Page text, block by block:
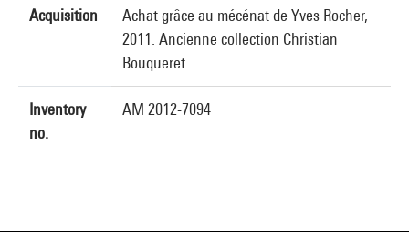
Acquisition
Achat grâce au mécénat de Yves Rocher,
2011. Ancienne collection Christian
Bouqueret
Inventory
no.
AM 2012-7094